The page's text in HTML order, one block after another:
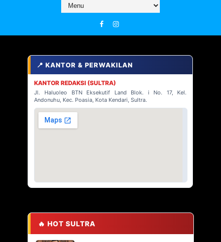
📍 KANTOR & PERWAKILAN
KANTOR REDAKSI (SULTRA)
Jl. Haluoleo BTN Eksekutif Land Blok. i No. 17, Kel.
Andonuhu, Kec. Poasia, Kota Kendari, Sultra.
🔥 HOT SULTRA